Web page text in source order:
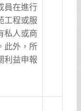
員在進行
工程或服
私人或商
此外，所
利益申報